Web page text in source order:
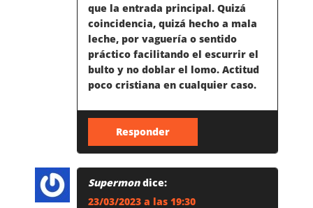
que la entrada principal. Quizá
coincidencia, quizá hecho a mala
leche, por vaguería o sentido
práctico facilitando el escurrir el
bulto y no doblar el lomo. Actitud
poco cristiana en cualquier caso.
Responder
Supermon dice:
23/03/2023 a las 19:30